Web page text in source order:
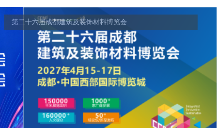
第二十六届成都建筑及装饰材料博览会